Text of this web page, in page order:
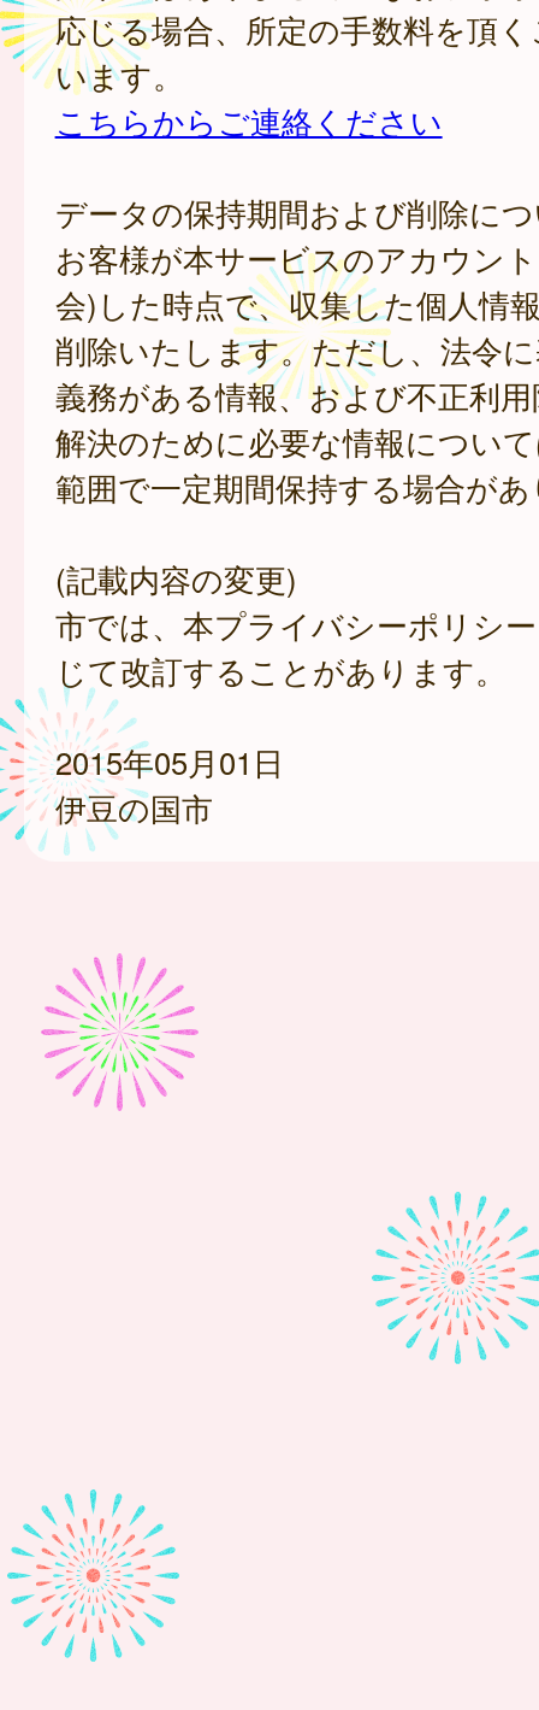
応じる場合、所定の手数料を頂
います。
こちらからご連絡ください
データの保持期間および削除に
お客様が本サービスのアカウン
会)した時点で、収集した個人情
削除いたします。ただし、法令
義務がある情報、および不正利
解決のために必要な情報につい
範囲で一定期間保持する場合が
(記載内容の変更)
市では、本プライバシーポリシ
じて改訂することがあります。
2015年05月01日
伊豆の国市